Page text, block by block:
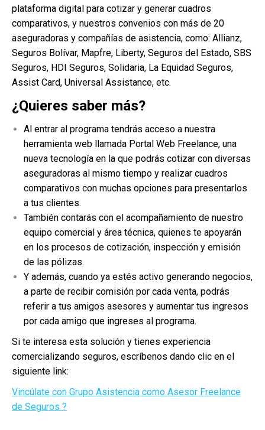
plataforma digital para cotizar y generar cuadros
comparativos, y nuestros convenios con más de 20
aseguradoras y compañías de asistencia, como: Allianz,
Seguros Bolívar, Mapfre, Liberty, Seguros del Estado, SBS
Seguros, HDI Seguros, Solidaria, La Equidad Seguros,
Assist Card, Universal Assistance, etc.
¿Quieres saber más?
Al entrar al programa tendrás acceso a nuestra
herramienta web llamada Portal Web Freelance, una
nueva tecnología en la que podrás cotizar con diversas
aseguradoras al mismo tiempo y realizar cuadros
comparativos con muchas opciones para presentarlos
a tus clientes.
También contarás con el acompañamiento de nuestro
equipo comercial y área técnica, quienes te apoyarán
en los procesos de cotización, inspección y emisión
de las pólizas.
Y además, cuando ya estés activo generando negocios,
a parte de recibir comisión por cada venta, podrás
referir a tus amigos asesores y aumentar tus ingresos
por cada amigo que ingreses al programa.
Si te interesa esta solución y tienes experiencia
comercializando seguros, escríbenos dando clic en el
siguiente link:
Vincúlate con Grupo Asistencia como Asesor Freelance
de Seguros ?